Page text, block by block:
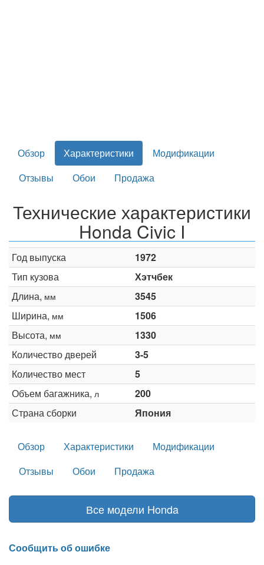
Обзор Характеристики
Модификации
Отзывы
Обои Продажа
Технические характеристики
Honda Civic I
Год выпуска
1972
Тип кузова
Хэтчбек
Длина, мм
3545
Ширина, мм
1506
Высота, мм
1330
Количество дверей
3-5
Количество мест
5
Объем багажника, л
200
Страна сборки
Япония
Обзор Характеристики
Модификации
Отзывы
Обои Продажа
Все модели Honda
Сообщить об ошибке